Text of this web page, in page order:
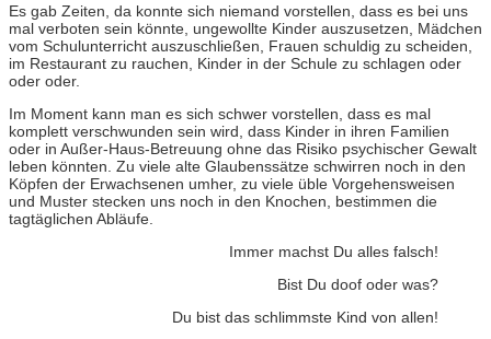
Es gab Zeiten, da konnte sich niemand vorstellen, dass es bei uns
mal verboten sein könnte, ungewollte Kinder auszusetzen, Mädchen
vom Schulunterricht auszuschließen, Frauen schuldig zu scheiden,
im Restaurant zu rauchen, Kinder in der Schule zu schlagen oder
oder oder.
Im Moment kann man es sich schwer vorstellen, dass es mal
komplett verschwunden sein wird, dass Kinder in ihren Familien
oder in Außer-Haus-Betreuung ohne das Risiko psychischer Gewalt
leben könnten. Zu viele alte Glaubenssätze schwirren noch in den
Köpfen der Erwachsenen umher, zu viele üble Vorgehensweisen
und Muster stecken uns noch in den Knochen, bestimmen die
tagtäglichen Abläufe.
Immer machst Du alles falsch!
Bist Du doof oder was?
Du bist das schlimmste Kind von allen!